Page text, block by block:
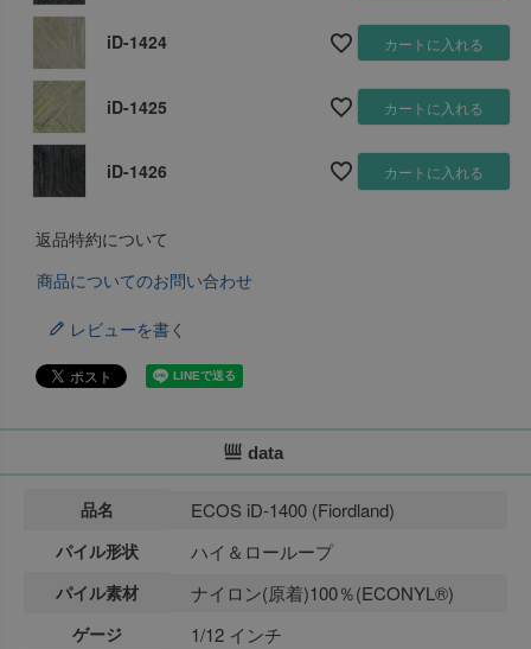
iD-1424 カートに入れる
iD-1425 カートに入れる
iD-1426 カートに入れる
返品特約について
商品についてのお問い合わせ
レビューを書く
data
品名 ECOS iD-1400 (Fiordland)
パイル形状 ハイ＆ローループ
パイル素材 ナイロン(原着)100％(ECONYL®)
ゲージ 1/12 インチ